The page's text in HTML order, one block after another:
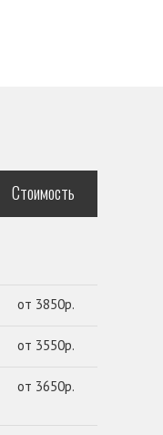
Стоимость
от 3850р.
от 3550р.
от 3650р.